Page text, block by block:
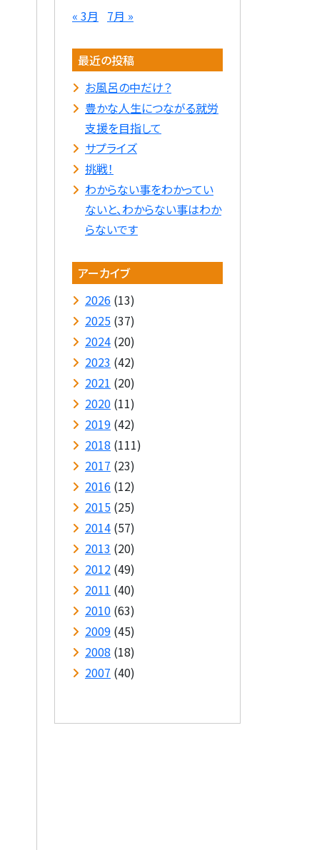
« 3月 7月 »
最近の投稿
お風呂の中だけ？
豊かな人生につながる就労
支援を目指して
サプライズ
挑戦！
わからない事をわかってい
ないと、わからない事はわか
らないです
アーカイブ
2026 (13)
2025 (37)
2024 (20)
2023 (42)
2021 (20)
2020 (11)
2019 (42)
2018 (111)
2017 (23)
2016 (12)
2015 (25)
2014 (57)
2013 (20)
2012 (49)
2011 (40)
2010 (63)
2009 (45)
2008 (18)
2007 (40)